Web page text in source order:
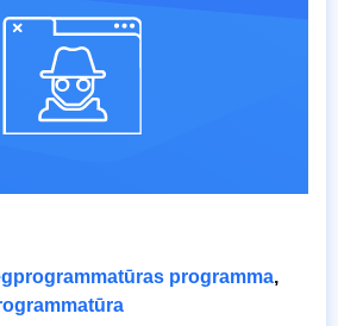
programma,